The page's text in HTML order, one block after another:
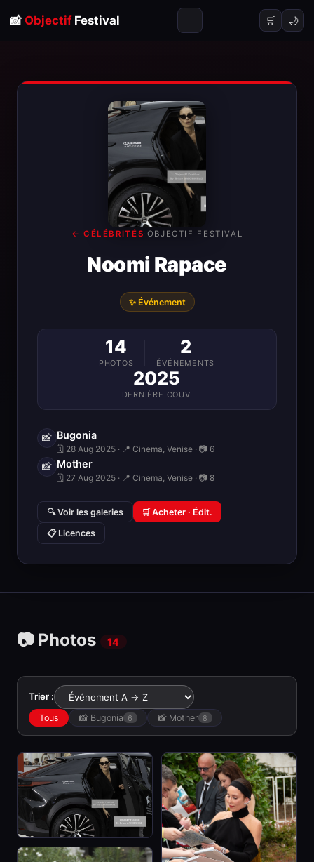
📸 ObjectifFestival 🛒 🌙
← CÉLÉBRITÉS· OBJECTIF FESTIVAL
Noomi Rapace
✨ Événement
14
PHOTOS
2
ÉVÉNEMENTS
2025
DERNIÈRE COUV.
📸 Bugonia
🗓 28 Aug 2025 · 📍 Cinema, Venise · 📷 6
📸 Mother
🗓 27 Aug 2025 · 📍 Cinema, Venise · 📷 8
🔍 Voir les galeries 🛒 Acheter · Édit.
📋 Licences
📷 Photos 14
Trier :
Tous 📸 Bugonia 6 📸 Mother 8